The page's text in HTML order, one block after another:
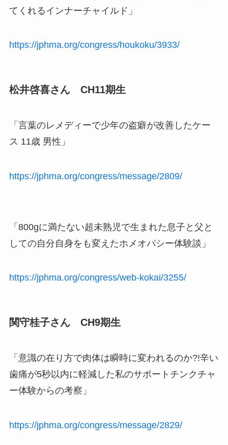
てくれるインナーチャイルド」
https://jphma.org/congress/houkoku/3933/
松井啓喜さん CH11期生
「言葉のレメディーで少年の盗癖が改善したケー
ス 11歳 男性」
https://jphma.org/congress/message/2809/
「800gに満たない超未熟児で生まれた息子と父と
しての自分自身をも変えたホメオパシー体験談」
https://jphma.org/congress/web-kokai/3255/
関守桂子さん CH9期生
「意識の在り方で肉体は瞬時に変われるのか?!辛い
歯痛が5秒以内に軽減した私のサポートチンクチャ
ー体験からの考察」
https://jphma.org/congress/message/2829/